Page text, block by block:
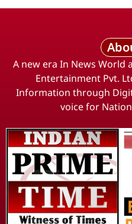
A new era In News World
Entertainment Pvt.
Information through
voice for